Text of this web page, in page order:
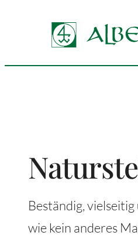
Beständig,
wie kein anderes